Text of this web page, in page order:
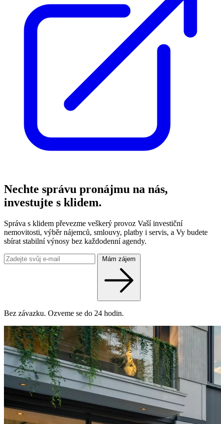
Nechte správu pronájmu na nás,
investujte s klidem.
Správa s klidem převezme veškerý provoz Vaší investiční
nemovitosti, výběr nájemců, smlouvy, platby i servis, a Vy budete
sbírat stabilní výnosy bez každodenní agendy.
Mám zájem
Bez závazku. Ozveme se do 24 hodin.